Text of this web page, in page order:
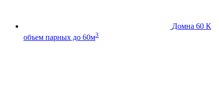
Домна 60 К
объем парных до 60м3